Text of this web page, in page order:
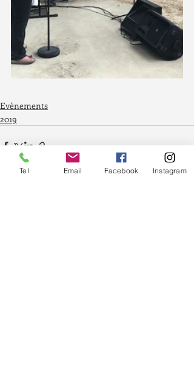
Evènements
2019
Tel Email Facebook Instagram